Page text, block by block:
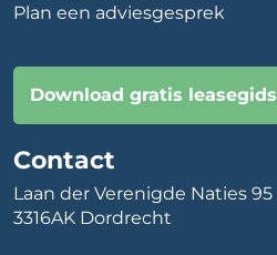
Plan een adviesgesprek
Download gratis leasegids
Contact
Laan der Verenigde Naties 95
3316AK Dordrecht